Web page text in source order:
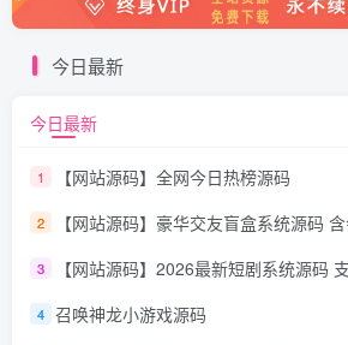
今日最新
今日最新
1 【网站源码】全网今日热榜源码
2 【网站源码】豪华交友盲盒系统源码 含会员
3 【网站源码】2026最新短剧系统源码 支持广
4 召唤神龙小游戏源码